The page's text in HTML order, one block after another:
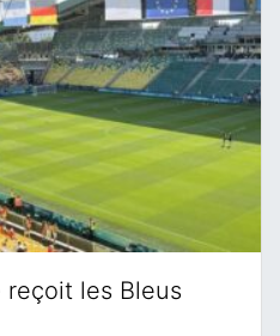
reçoit les Bleus